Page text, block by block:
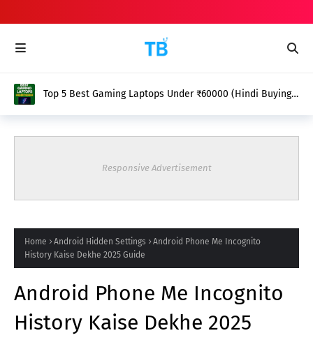
Top 5 Best Gaming Laptops Under ₹60000 (Hindi Buying
Responsive Advertisement
Home Android Hidden Settings
Android Phone Me Incognito
History Kaise Dekhe 2025 Guide
Android Phone Me Incognito
History Kaise Dekhe 2025